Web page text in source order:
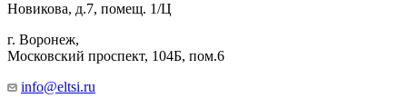
Новикова, д.7, помещ. 1/Ц
г. Воронеж,
​Московский проспект, 104Б, пом.6
info@eltsi.ru